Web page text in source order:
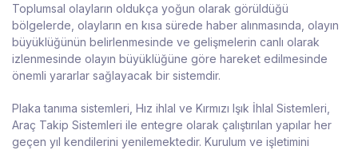
Toplumsal olayların oldukça yoğun olarak görüldüğü
bölgelerde, olayların en kısa sürede haber alınmasında, olayın
büyüklüğünün belirlenmesinde ve gelişmelerin canlı olarak
izlenmesinde olayın büyüklüğüne göre hareket edilmesinde
önemli yararlar sağlayacak bir sistemdir.
Plaka tanıma sistemleri, Hız ihlal ve Kırmızı Işık İhlal Sistemleri,
Araç Takip Sistemleri ile entegre olarak çalıştırılan yapılar her
geçen yıl kendilerini yenilemektedir. Kurulum ve işletimini